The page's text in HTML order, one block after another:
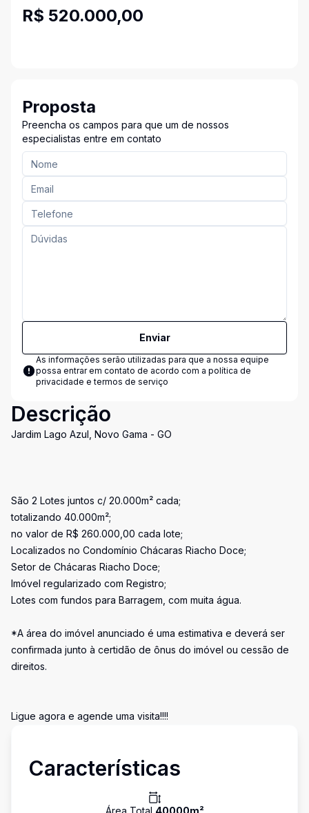
R$ 520.000,00
Proposta
Preencha os campos para que um de nossos
especialistas entre em contato
Enviar
As informações serão utilizadas para que a nossa equipe
possa entrar em contato de acordo com a política de
privacidade e termos de serviço
Descrição
Jardim Lago Azul, Novo Gama - GO
São 2 Lotes juntos c/ 20.000m² cada;
totalizando 40.000m²;
no valor de R$ 260.000,00 cada lote;
Localizados no Condomínio Chácaras Riacho Doce;
Setor de Chácaras Riacho Doce;
Imóvel regularizado com Registro;
Lotes com fundos para Barragem, com muita água.
*A área do imóvel anunciado é uma estimativa e deverá ser
confirmada junto à certidão de ônus do imóvel ou cessão de
direitos.
Ligue agora e agende uma visita!!!!
Características
Área Total 40000m²